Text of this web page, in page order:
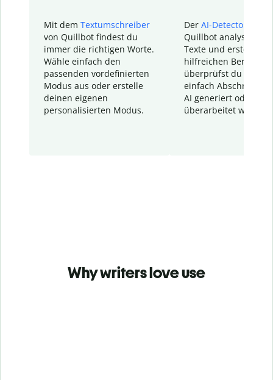
Mit dem Textumschreiber
von Quillbot findest du
immer die richtigen Worte.
Wähle einfach den
passenden vordefinierten
Modus aus oder erstelle
deinen eigenen
personalisierten Modus.
Der AI-Detector
Quillbot analysiert
Texte und erstellt
hilfreichen Bericht.
überprüfst du
einfach Abschnitte,
AI generiert oder
überarbeitet wurden.
Why writers love use